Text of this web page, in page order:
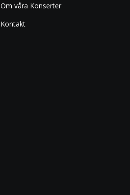
Om våra Konserter
Kontakt